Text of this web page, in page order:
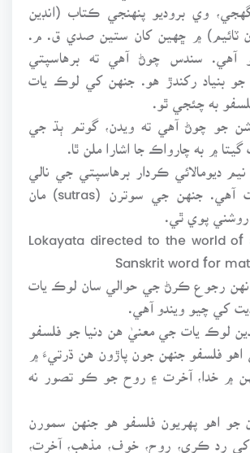
وي بروديو پنهنجي ڪتاب (انڊين
ٽائيم) ۾ ڇهين کان ستين صدي ق. م.
آهي. سندس چوڻ آهي ته برهاسپتي
جو بنياد رکندڙ هو. جنهن کي لوڪ يات
جو چوڻ آهي ته ويدن، گوتم ٻڌ جي
۾ به چارواڪ جا اشارا ملن ٿا.
ديومالائي ڪردار برهاسپتي جي نالي
جي چڱي اهميت آهي. جنهن جي سوترن (sutras) مان
پوي ٿي.
“Lokayata directed to the world of
Sanskrit word for
رجوع ڪرڻ جي حوالي سان لوڪ يات
کي چيو ويندو آهي.
لوڪ يات جي معنيٰ هن دنيا جو فلسفو
اهو فلسفو جنهن جون پاڙون هن ڌرتيءَ ۾
۾ خدا، آخرت ۽ روح جو ڪو تصور نه
جو اهو پهريون فلسفو هو جنهن سمورن
کي رد ڪري، روح، خوف، مذهب، آخرت،